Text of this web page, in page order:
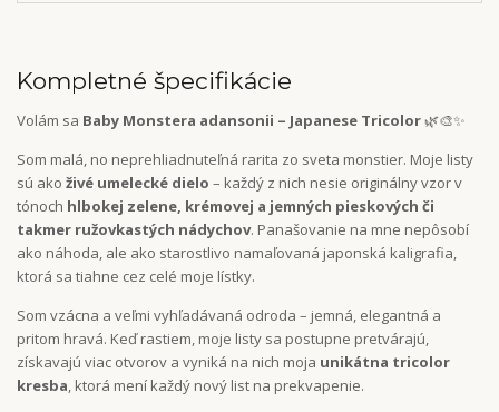
Kompletné špecifikácie
Volám sa Baby Monstera adansonii – Japanese Tricolor🌿🎨✨
Som malá, no neprehliadnuteľná rarita zo sveta monstier. Moje listy
sú ako živé umelecké dielo – každý z nich nesie originálny vzor v
tónoch hlbokej zelene, krémovej a jemných pieskových či
takmer ružovkastých nádychov. Panašovanie na mne nepôsobí
ako náhoda, ale ako starostlivo namaľovaná japonská kaligrafia,
ktorá sa tiahne cez celé moje lístky.
Som vzácna a veľmi vyhľadávaná odroda – jemná, elegantná a
pritom hravá. Keď rastiem, moje listy sa postupne pretvárajú,
získavajú viac otvorov a vyniká na nich moja unikátna tricolor
kresba, ktorá mení každý nový list na prekvapenie.